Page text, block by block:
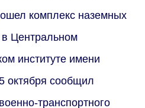
комплекс наземных
в Центральном
институте имени
октября сообщил
транспортного